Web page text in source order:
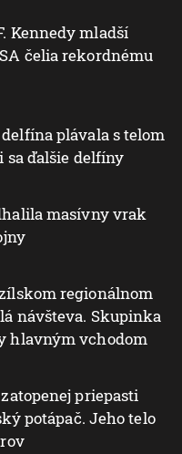
Kennedy mladší
čelia rekordnému
plávala s telom
ďalšie delfíny
masívny vrak
regionálnom
návšteva. Skupinka
hlavným vchodom
priepasti
potápač. Jeho telo